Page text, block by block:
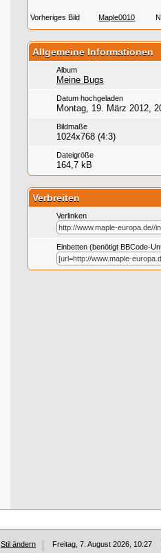
Vorheriges Bild Maple0010
Allgemeine Informationen
Album
Meine Bugs
Datum hochgeladen
Montag, 19. März 2012,
Bildmaße
1024x768 (4:3)
Dateigröße
164,7 kB
Verbreiten
Verlinken
Einbetten (benötigt BBCode-
Stil ändern Freitag, 7. August 2026, 10:27